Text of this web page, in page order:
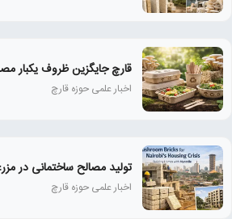
قارچ جایگزین ظروف یکبار
اخبار علمی حوزه قارچ
تولید مصالح ساختمانی در
اخبار علمی حوزه قارچ